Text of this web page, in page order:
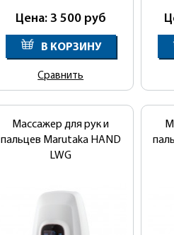
Цена: 3 500 руб
В КОРЗИНУ
Сравнить
Массажер для рук и
пальцев Marutaka HAND
LWG